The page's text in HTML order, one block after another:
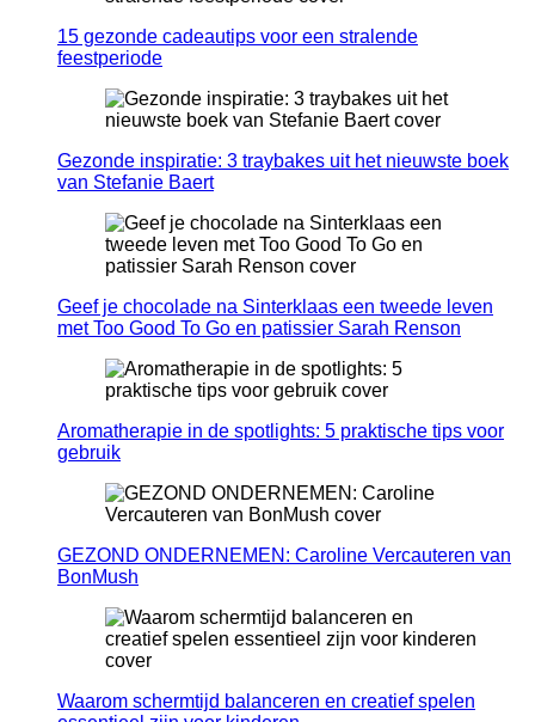
15 gezonde cadeautips voor een stralende
feestperiode
Gezonde inspiratie: 3 traybakes uit het nieuwste boek
van Stefanie Baert
Geef je chocolade na Sinterklaas een tweede leven
met Too Good To Go en patissier Sarah Renson
Aromatherapie in de spotlights: 5 praktische tips voor
gebruik
GEZOND ONDERNEMEN: Caroline Vercauteren van
BonMush
Waarom schermtijd balanceren en creatief spelen